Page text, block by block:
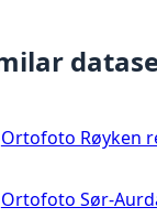
Ortofoto Røyken
Ortofoto Sør-